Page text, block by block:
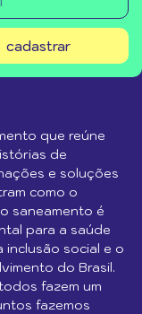
cadastrar
que reúne
de
e soluções
como o
saneamento é
para a saúde
inclusão social e o
do Brasil.
fazem um
fazemos